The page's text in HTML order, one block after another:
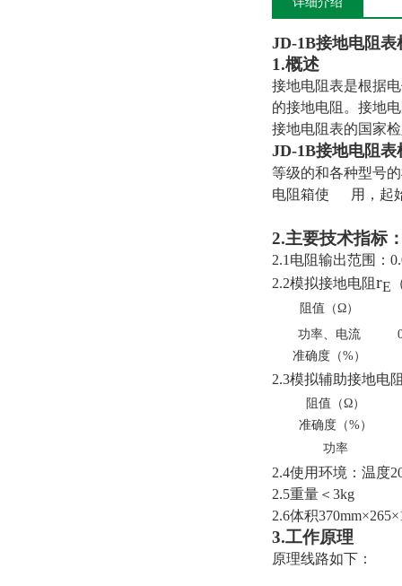
JD-1B接地电阻表
1.概述
接地电阻表是根据
的接地电阻。接地
接地电阻表的国家
JD-1B接地电阻表
等级的和各种型号
电阻箱使
用，起
2.主要技术指标
2.1电阻输出范围：
2.2模拟接地电阻rE
阻值（Ω）
功率、电流
准确度（%）
2.3模拟辅助接地电
阻值（Ω）
准确度（%）
功率
2.4使用环境：温度
2.5重量 ＜3kg
2.6体积
3.工作原理
原理线路如下：